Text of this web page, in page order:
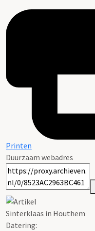
Printen
Duurzaam webadres
Sinterklaas in Houthem
Datering: